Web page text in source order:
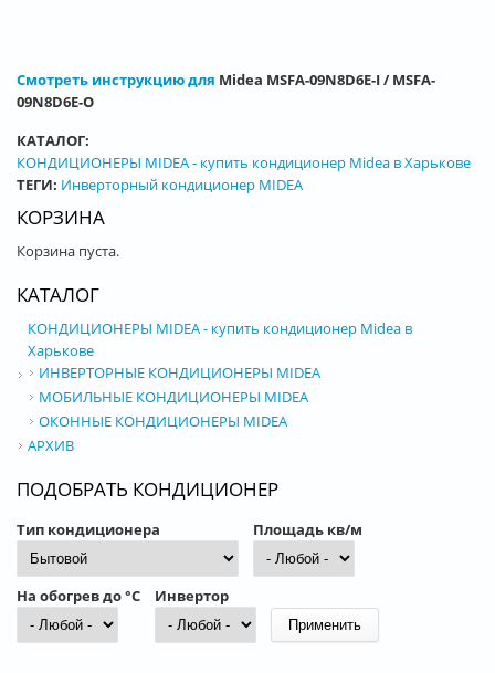
Смотреть инструкцию для Midea MSFA-09N8D6E-I / MSFA-
09N8D6E-O
КАТАЛОГ:
КОНДИЦИОНЕРЫ MIDEA - купить кондиционер Midea в Харькове
ТЕГИ: Инверторный кондиционер MIDEA
КОРЗИНА
Корзина пуста.
КАТАЛОГ
КОНДИЦИОНЕРЫ MIDEA - купить кондиционер Midea в
Харькове
ИНВЕРТОРНЫЕ КОНДИЦИОНЕРЫ MIDEA
МОБИЛЬНЫЕ КОНДИЦИОНЕРЫ MIDEA
ОКОННЫЕ КОНДИЦИОНЕРЫ MIDEA
АРХИВ
ПОДОБРАТЬ КОНДИЦИОНЕР
Тип кондиционера Площадь кв/м
На обогрев до °С Инвертор